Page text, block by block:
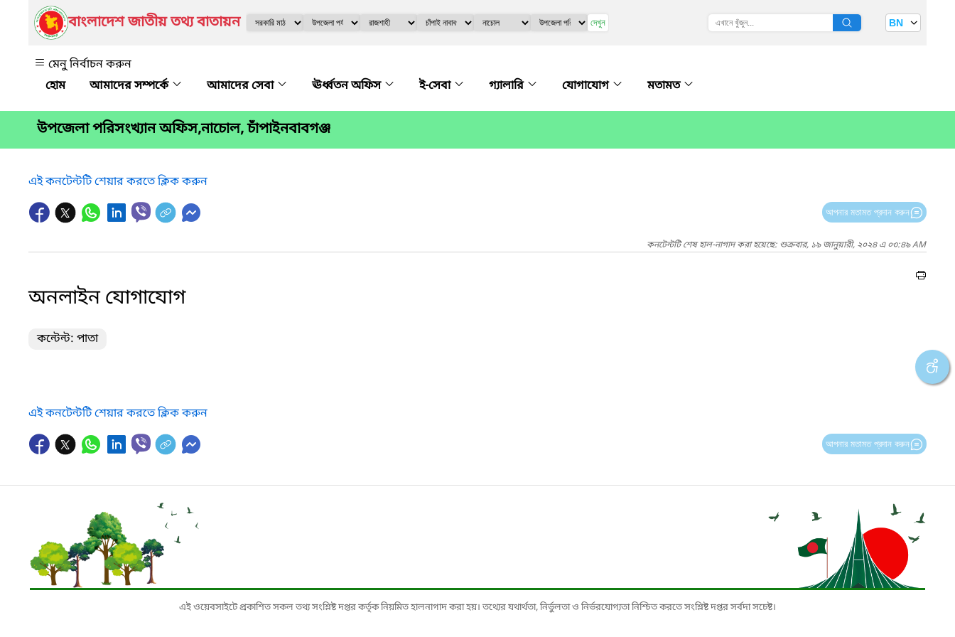
বাংলাদেশ জাতীয় তথ্য বাতায়ন দেখুন BN
মেনু নির্বাচন করুন
আমাদের সম্পর্কে
আমাদের সেবা ঊর্ধ্বতন অফিস ই-সেবা গ্যালারি যোগাযোগ মতামত
উপজেলা পরিসংখ্যান অফিস,নাচোল, চাঁপাইনবাবগঞ্জ
এই কনটেন্টটি শেয়ার করতে ক্লিক করুন
আপনার মতামত প্রদান করুন
কনটেন্টটি শেষ হাল-নাগাদ করা হয়েছে: শুক্রবার, ১৯ জানুয়ারী, ২০২৪ এ ০৩:৪৯ AM
অনলাইন যোগাযোগ
কন্টেন্ট: পাতা
এই কনটেন্টটি শেয়ার করতে ক্লিক করুন
আপনার মতামত প্রদান করুন
এই ওয়েবসাইটে প্রকাশিত সকল তথ্য সংশ্লিষ্ট দপ্তর কর্তৃক নিয়মিত হালনাগাদ করা হয়। তথ্যের যথার্থতা, নির্ভুলতা ও নির্ভরযোগ্যতা নিশ্চিত করতে সংশ্লিষ্ট দপ্তর সর্বদা সচেষ্ট।